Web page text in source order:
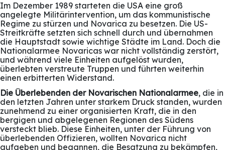
Im Dezember 1989 starteten die USA eine groß
angelegte Militärintervention, um das kommunistische
Regime zu stürzen und Novarica zu besetzen. Die US-
Streitkräfte setzten sich schnell durch und übernahmen
die Hauptstadt sowie wichtige Städte im Land. Doch die
Nationalarmee Novaricas war nicht vollständig zerstört,
und während viele Einheiten aufgelöst wurden,
überlebten verstreute Truppen und führten weiterhin
einen erbitterten Widerstand.
Die Überlebenden der Novarischen Nationalarmee, die in
den letzten Jahren unter starkem Druck standen, wurden
zunehmend zu einer organisierten Kraft, die in den
bergigen und abgelegenen Regionen des Südens
versteckt blieb. Diese Einheiten, unter der Führung von
überlebenden Offizieren, wollten Novarica nicht
aufgeben und begannen, die Besatzung zu bekämpfen,